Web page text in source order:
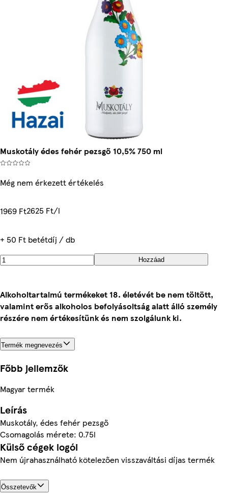
Muskotály édes fehér pezsgő 10,5% 750 ml
Még nem érkezett értékelés
1969 Ft2625 Ft/l
+ 50 Ft betétdíj / db
Hozzáad
Alkoholtartalmú termékeket 18. életévét be nem töltött,
valamint erős alkoholos befolyásoltság alatt álló személy
részére nem értékesítünk és nem szolgálunk ki.
Termék megnevezés
Főbb jellemzők
Magyar termék
Leírás
Muskotály, édes fehér pezsgő
Csomagolás mérete: 0.75l
Külső cégek logói
Nem újrahasználható kötelezően visszaváltási díjas termék
Összetevők